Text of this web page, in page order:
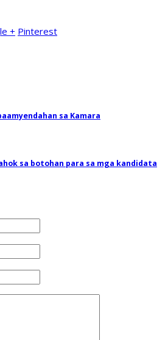
+ Pinterest
sa Kamara
sa botohan para sa mga kandidata